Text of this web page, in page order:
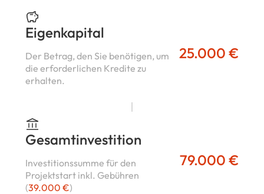
Eigenkapital
Der Betrag, den Sie benötigen, um
die erforderlichen Kredite zu
erhalten.
25.000 €
Gesamtinvestition
Investitionssumme für den
Projektstart inkl. Gebühren
(39.000 €)
79.000 €